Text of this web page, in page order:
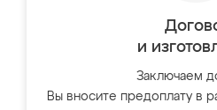
и
Заключаем
Вы вносите предоплату в